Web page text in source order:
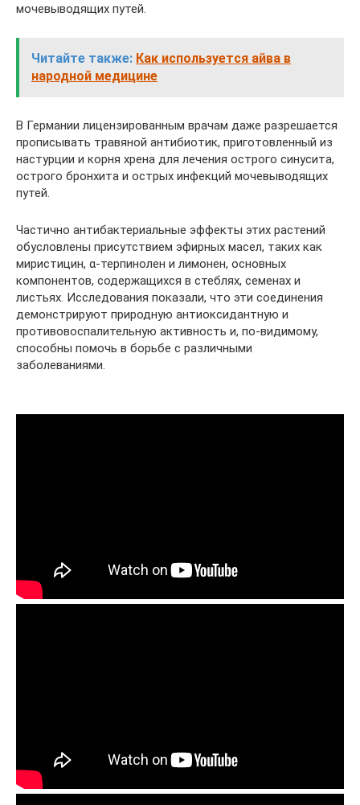
мочевыводящих путей.
Читайте также: Как используется айва в
народной медицине
В Германии лицензированным врачам даже разрешается
прописывать травяной антибиотик, приготовленный из
настурции и корня хрена для лечения острого синусита,
острого бронхита и острых инфекций мочевыводящих
путей.
Частично антибактериальные эффекты этих растений
обусловлены присутствием эфирных масел, таких как
миристицин, α-терпинолен и лимонен, основных
компонентов, содержащихся в стеблях, семенах и
листьях. Исследования показали, что эти соединения
демонстрируют природную антиоксидантную и
противовоспалительную активность и, по-видимому,
способны помочь в борьбе с различными
заболеваниями.